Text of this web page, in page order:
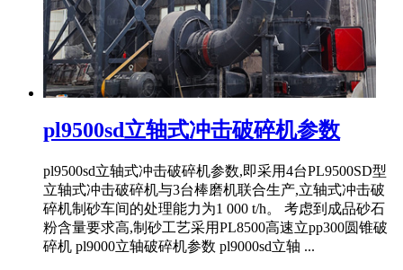
pl9500sd立轴式冲击破碎机参数
pl9500sd立轴式冲击破碎机参数,即采用4台PL9500SD型
立轴式冲击破碎机与3台棒磨机联合生产,立轴式冲击破
碎机制砂车间的处理能力为1 000 t/h。 考虑到成品砂石
粉含量要求高,制砂工艺采用PL8500高速立pp300圆锥破
碎机 pl9000立轴破碎机参数 pl9000sd立轴 ...